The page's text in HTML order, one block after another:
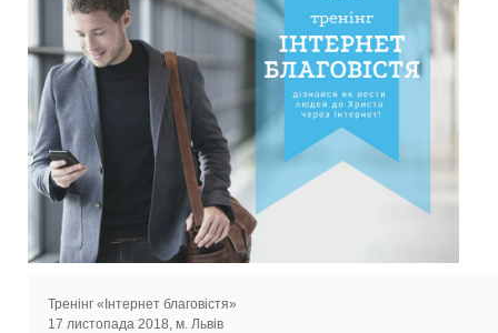
Тренінг «Інтернет благовістя»
17 листопада 2018, м. Львів